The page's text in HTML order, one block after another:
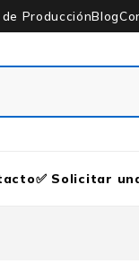
ProducciónBlog
✅ Solicitar